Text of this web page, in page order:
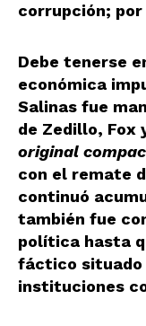
corrupción;
Debe tenerse
económica
Salinas fue
de Zedillo, Fox
original
con el remate
continuó
también fue
política hasta
fáctico situado
instituciones